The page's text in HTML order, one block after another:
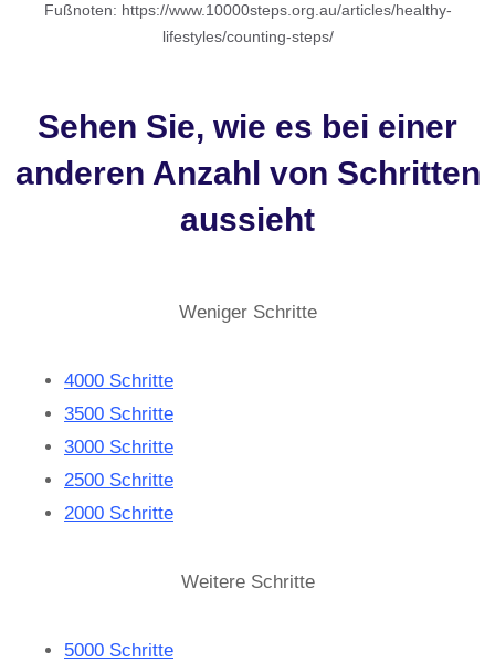
Fußnoten: https://www.10000steps.org.au/articles/healthy-
lifestyles/counting-steps/
Sehen Sie, wie es bei einer
anderen Anzahl von Schritten
aussieht
Weniger Schritte
4000 Schritte
3500 Schritte
3000 Schritte
2500 Schritte
2000 Schritte
Weitere Schritte
5000 Schritte